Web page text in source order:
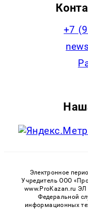
+7
Электронное
Учредитель ООО
www.ProKazan.ru
Федеральной
информационных